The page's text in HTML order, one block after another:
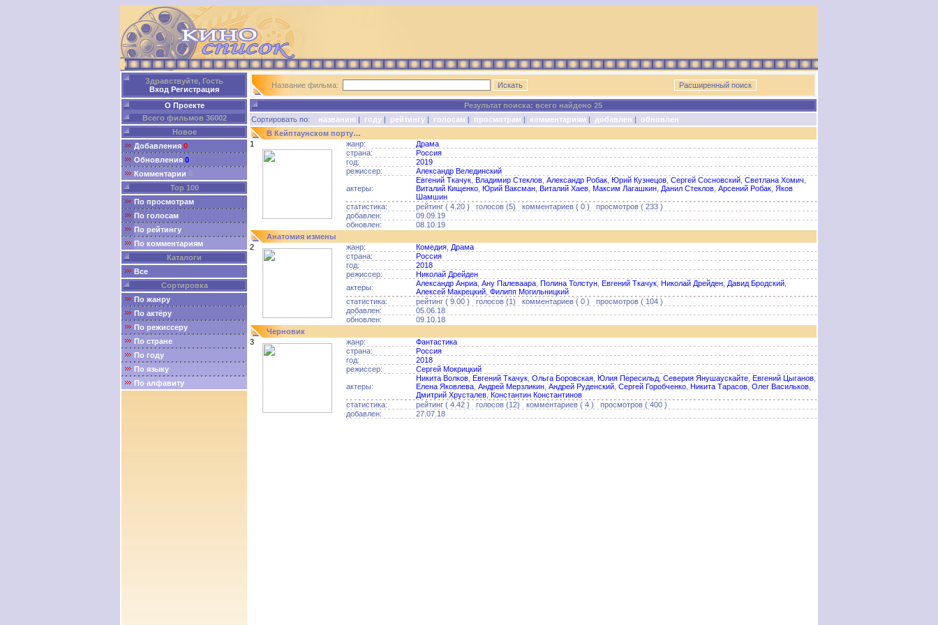
Здравствуйте, Гость
Вход Регистрация
О Проекте
Всего фильмов 36002
Новое
Добавления 0
Обновления 0
Комментарии 0
Top 100
По просмотрам
По голосам
По рейтингу
По комментариям
Каталоги
Все
Сортировка
По жанру
По актёру
По режиссеру
По стране
По году
По языку
По алфавиту
Название фильма:
Результат поиска: всего найдено 25
Сортировать по: названию | году | рейтингу | голосам | просмотрам | комментариям | добавлен | обновлен
В Кейптаунском порту…
1
жанр:
Драма
страна:
Россия
год:
2019
режиссер:
Александр Велединский
актеры:
Евгений Ткачук Владимир Стеклов Александр Робак Юрий Кузнецов Сергей Сосновский Светлана Хомич
Виталий Кищенко Юрий Ваксман Виталий Хаев Максим Лагашкин Данил Стеклов Арсений Робак Яков
Шамшин
статистика:
рейтинг ( 4.20 ) голосов (5) комментариев ( 0 ) просмотров ( 233 )
добавлен:
09.09.19
обновлен:
08.10.19
Анатомия измены
2
жанр: Комедия Драма
страна:
Россия
год:
2018
режиссер:
Николай Дрейден
актеры:
Александр Анриа Ану Палеваара Полина Толстун Евгений Ткачук Николай Дрейден Давид Бродский
Алексей Макрецкий Филипп Могильницкий
статистика:
рейтинг ( 9.00 ) голосов (1) комментариев ( 0 ) просмотров ( 104 )
добавлен:
05.06.18
обновлен:
09.10.18
Черновик
3
жанр:
Фантастика
страна:
Россия
год:
2018
режиссер:
Сергей Мокрицкий
актеры:
Никита Волков Евгений Ткачук Ольга Боровская Юлия Пересильд Северия Янушаускайте Евгений Цыганов
Елена Яковлева Андрей Мерзликин Андрей Руденский Сергей Горобченко Никита Тарасов Олег Васильков
Дмитрий Хрусталев Константин Константинов
статистика:
рейтинг ( 4.42 ) голосов (12) комментариев ( 4 ) просмотров ( 400 )
добавлен:
27.07.18